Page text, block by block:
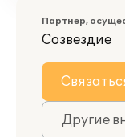
Партнер,
Созвездие
Другие